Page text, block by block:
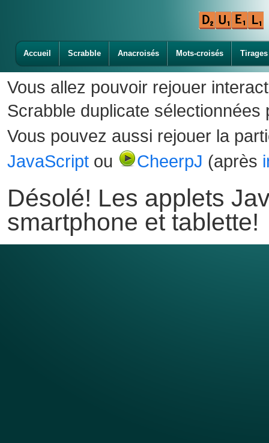
Accueil Scrabble Anacroisés Mots-croisés Tirages
Vous allez pouvoir rejouer
Scrabble duplicate sélectionnées
Vous pouvez aussi rejouer la
JavaScript ou CheerpJ (après
Désolé! Les applets
smartphone et tablette!